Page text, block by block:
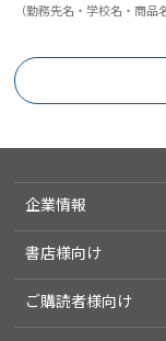
（勤務先名・学校名・商
企業情報
書店様向け
ご購読者様向け